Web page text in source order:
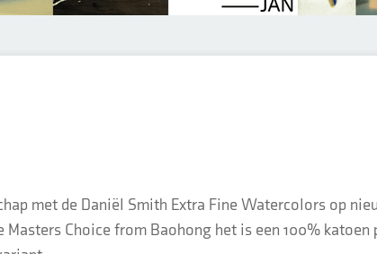
met de Daniël Smith Extra Fine Watercolors op
Masters Choice from Baohong het is een 100% katoen